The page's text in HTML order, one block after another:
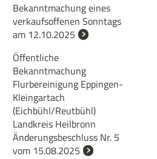
Bekanntmachung eines
verkaufsoffenen Sonntags
am 12.10.2025
Öffentliche
Bekanntmachung
Flurbereinigung Eppingen-
Kleingartach
(Eichbühl/Reutbühl)
Landkreis Heilbronn
Änderungsbeschluss Nr. 5
vom 15.08.2025